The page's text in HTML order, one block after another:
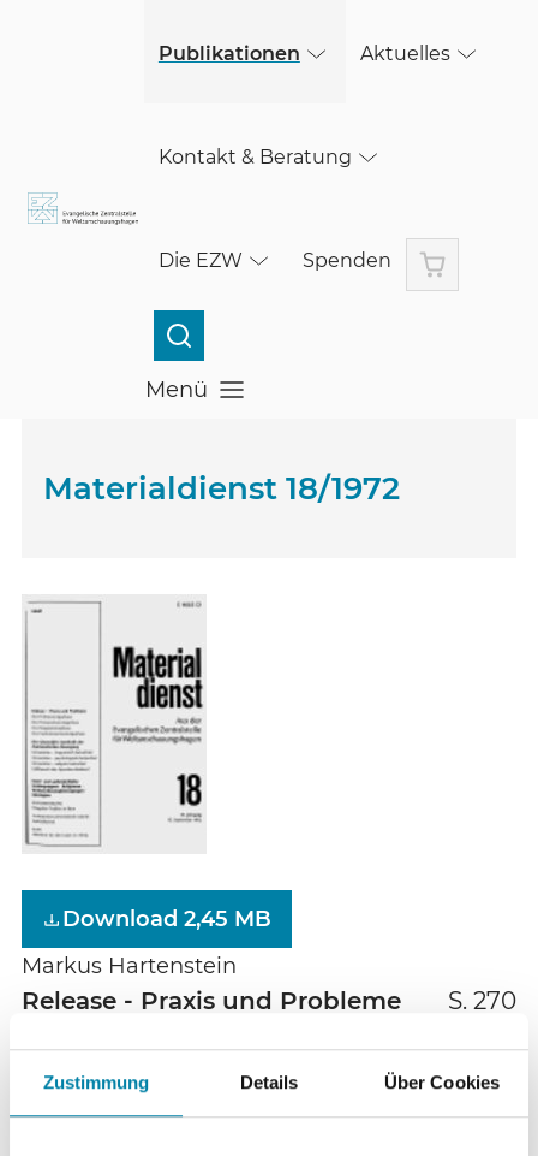
Zustimmung Details Über Cookies
Publikationen Aktuelles
Kontakt & Beratung
Die EZW Spenden Warenkorb
Menü
Menü öffnen
Materialdienst 18/1972
Download 2,45 MB
Markus Hartenstein
Release - Praxis und Probleme S. 270
Die Politisierungsphase -- Die
Personalisierungsphase -- Die Resignationsphase --
Die Institutionalisierungsphase